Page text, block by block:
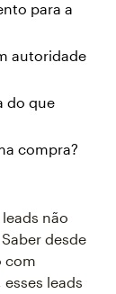
para a
autoridade
do que
compra?
não
desde
com
leads